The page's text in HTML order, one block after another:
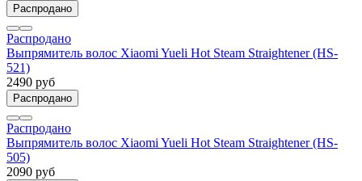
Распродано
Распродано
Выпрямитель волос Xiaomi Yueli Hot Steam Straightener (HS-
521)
2490 руб
Распродано
Распродано
Выпрямитель волос Xiaomi Yueli Hot Steam Straightener (HS-
505)
2090 руб